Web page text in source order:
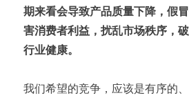
期来看会导致产品质量下降，假
害消费者利益，扰乱市场秩序，
行业健康。
我们希望的竞争，应该是有序的